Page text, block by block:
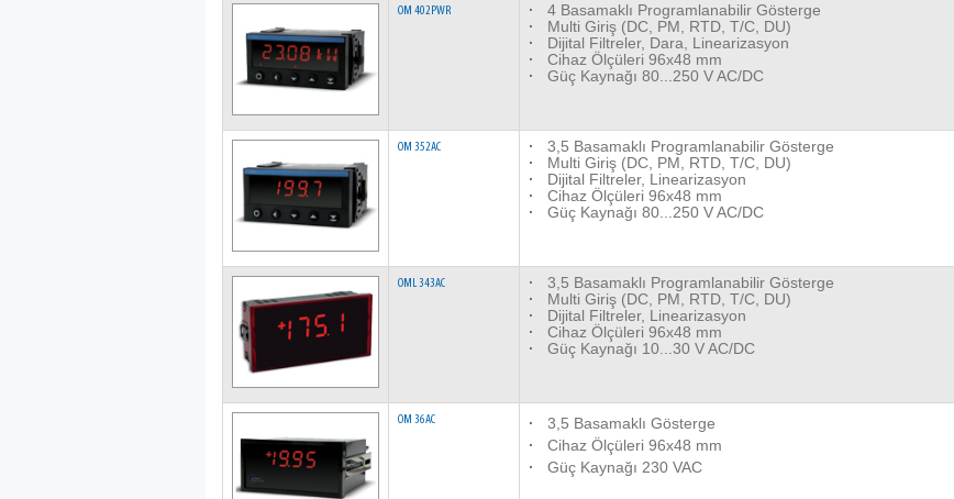
OM 402PWR ·
4 Basamaklı Programlanabilir Gösterge
·
Multi Giriş (DC, PM, RTD, T/C, DU)
·
Dijital Filtreler, Dara, Linearizasyon
·
Cihaz Ölçüleri 96x48 mm
·
Güç Kaynağı 80...250 V AC/DC
OM 352AC ·
3,5 Basamaklı Programlanabilir Gösterge
·
Multi Giriş (DC, PM, RTD, T/C, DU)
·
Dijital Filtreler, Linearizasyon
·
Cihaz Ölçüleri 96x48 mm
·
Güç Kaynağı 80...250 V AC/DC
OML 343AC ·
3,5 Basamaklı Programlanabilir Gösterge
·
Multi Giriş (DC, PM, RTD, T/C, DU)
·
Dijital Filtreler, Linearizasyon
·
Cihaz Ölçüleri 96x48 mm
·
Güç Kaynağı 10...30 V AC/DC
OM 36AC ·
3,5 Basamaklı Gösterge
·
Cihaz Ölçüleri 96x48 mm
·
Güç Kaynağı 230 VAC